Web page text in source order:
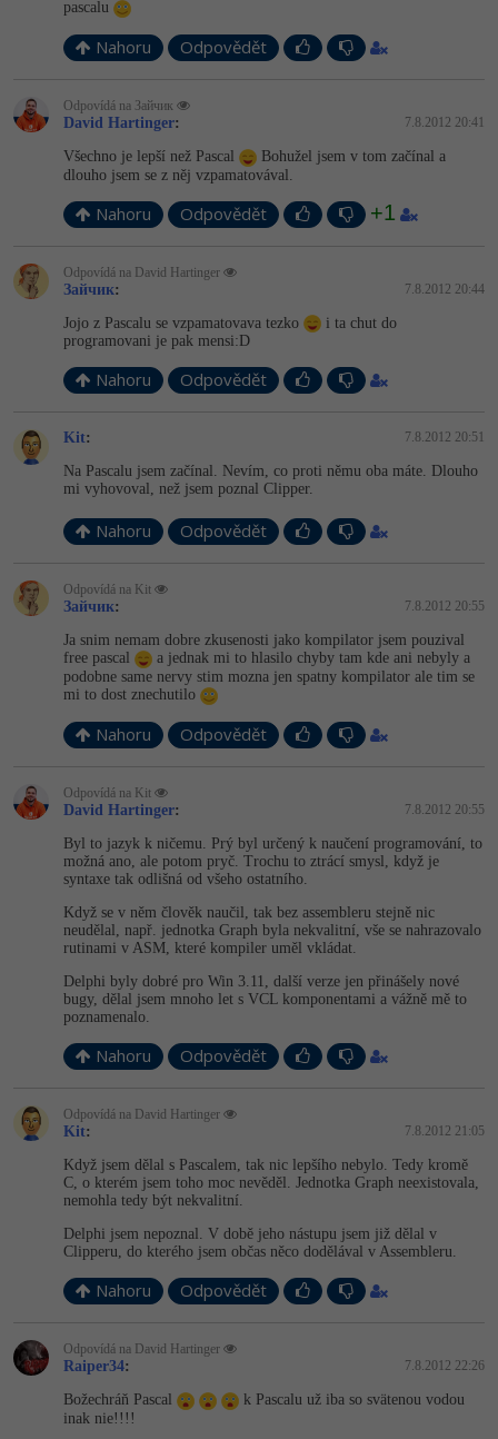
pascalu
Nahoru Odpovědět
Odpovídá na Зайчик
David Hartinger: 7.8.2012 20:41
Všechno je lepší než Pascal
Bohužel jsem v tom začínal a
dlouho jsem se z něj vzpamatovával.
Nahoru Odpovědět +1
Odpovídá na David Hartinger
Зайчик: 7.8.2012 20:44
Jojo z Pascalu se vzpamatovava tezko
i ta chut do
programovani je pak mensi:D
Nahoru Odpovědět
Kit: 7.8.2012 20:51
Na Pascalu jsem začínal. Nevím, co proti němu oba máte. Dlouho
mi vyhovoval, než jsem poznal Clipper.
Nahoru Odpovědět
Odpovídá na Kit
Зайчик: 7.8.2012 20:55
Ja snim nemam dobre zkusenosti jako kompilator jsem pouzival
free pascal
a jednak mi to hlasilo chyby tam kde ani nebyly a
podobne same nervy stim mozna jen spatny kompilator ale tim se
mi to dost znechutilo
Nahoru Odpovědět
Odpovídá na Kit
David Hartinger: 7.8.2012 20:55
Byl to jazyk k ničemu. Prý byl určený k naučení programování, to
možná ano, ale potom pryč. Trochu to ztrácí smysl, když je
syntaxe tak odlišná od všeho ostatního.
Když se v něm člověk naučil, tak bez assembleru stejně nic
neudělal, např. jednotka Graph byla nekvalitní, vše se nahrazovalo
rutinami v ASM, které kompiler uměl vkládat.
Delphi byly dobré pro Win 3.11, další verze jen přinášely nové
bugy, dělal jsem mnoho let s VCL komponentami a vážně mě to
poznamenalo.
Nahoru Odpovědět
Odpovídá na David Hartinger
Kit: 7.8.2012 21:05
Když jsem dělal s Pascalem, tak nic lepšího nebylo. Tedy kromě
C, o kterém jsem toho moc nevěděl. Jednotka Graph neexistovala,
nemohla tedy být nekvalitní.
Delphi jsem nepoznal. V době jeho nástupu jsem již dělal v
Clipperu, do kterého jsem občas něco dodělával v Assembleru.
Nahoru Odpovědět
Odpovídá na David Hartinger
Raiper34: 7.8.2012 22:26
Božechráň Pascal
k Pascalu už iba so svätenou vodou
inak nie!!!!